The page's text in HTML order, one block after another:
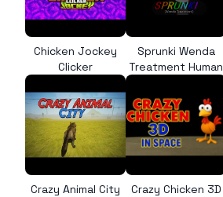
Chicken Jockey
Clicker
Sprunki Wenda
Treatment Human
Crazy Animal City Crazy Chicken 3D